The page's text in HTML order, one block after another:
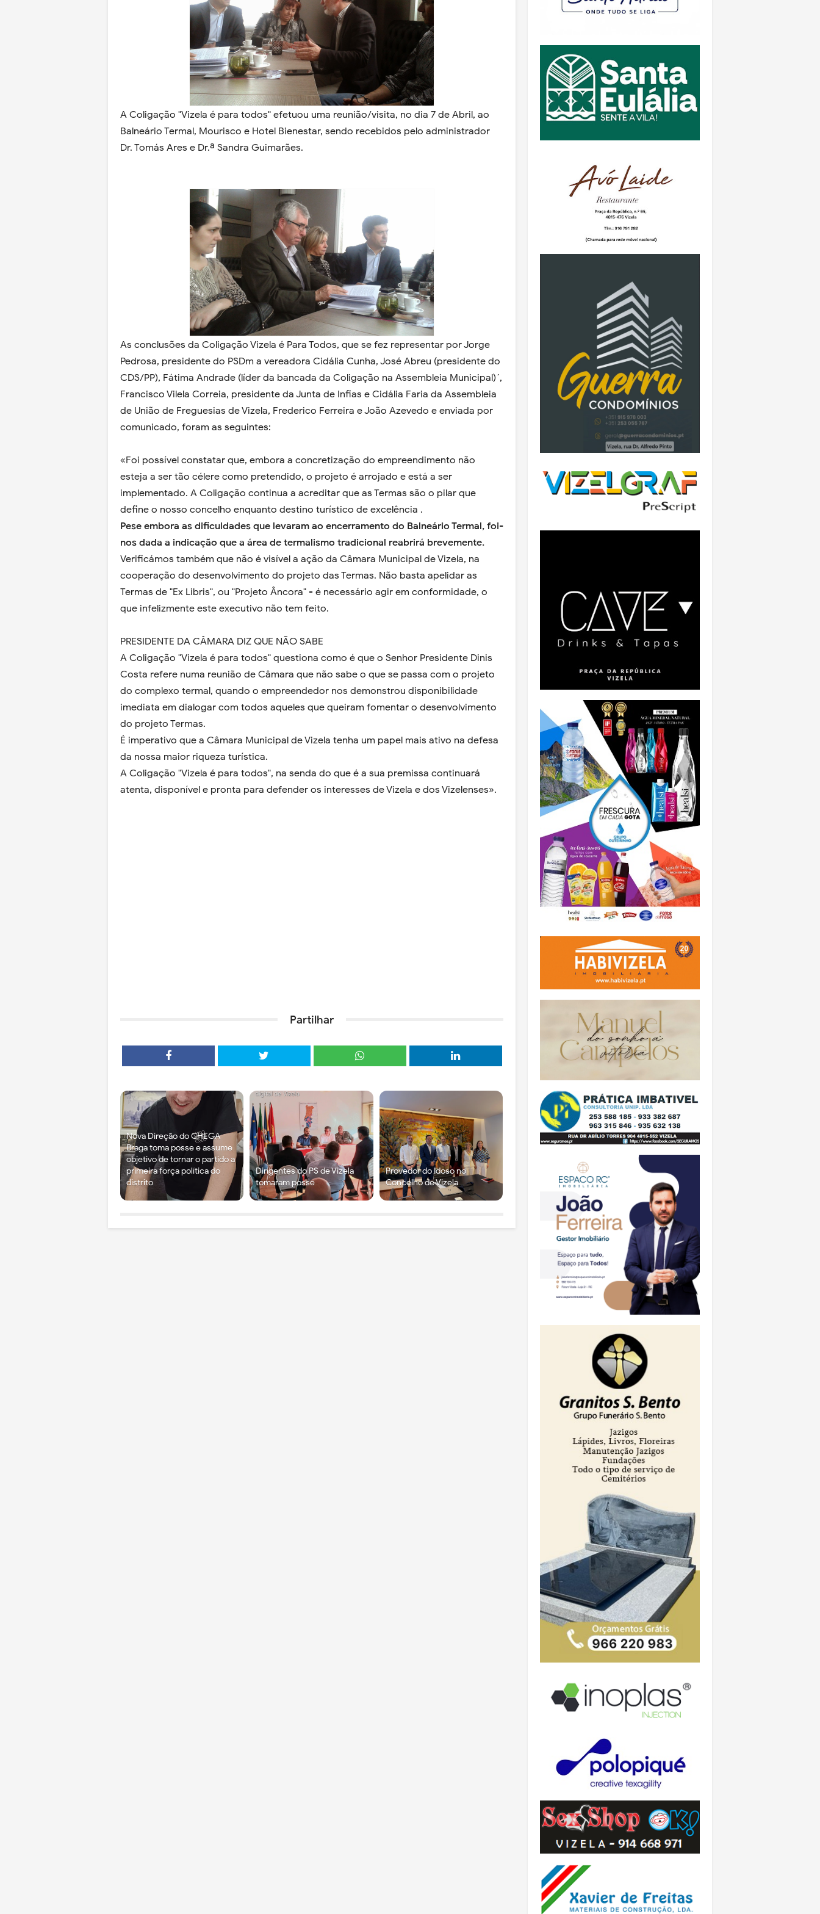
A Coligação "Vizela é para todos" efetuou uma reunião/visita, no dia 7 de Abril, ao
Balneário Termal, Mourisco e Hotel Bienestar, sendo recebidos pelo administrador
Dr. Tomás Ares e Dr.ª Sandra Guimarães.
As conclusões da Coligação Vizela é Para Todos, que se fez representar por Jorge
Pedrosa, presidente do PSDm a vereadora Cidália Cunha, José Abreu (presidente do
CDS/PP), Fátima Andrade (líder da bancada da Coligação na Assembleia Municipal)´,
Francisco Vilela Correia, presidente da Junta de Infias e Cidália Faria da Assembleia
de União de Freguesias de Vizela, Frederico Ferreira e João Azevedo e enviada por
comunicado, foram as seguintes:
«Foi possível constatar que, embora a concretização do empreendimento não
esteja a ser tão célere como pretendido, o projeto é arrojado e está a ser
implementado. A Coligação continua a acreditar que as Termas são o pilar que
define o nosso concelho enquanto destino turístico de excelência .
Pese embora as dificuldades que levaram ao encerramento do Balneário Termal, foi-
nos dada a indicação que a área de termalismo tradicional reabrirá brevemente.
Verificámos também que não é visível a ação da Câmara Municipal de Vizela, na
cooperação do desenvolvimento do projeto das Termas. Não basta apelidar as
Termas de "Ex Libris", ou "Projeto Âncora" - é necessário agir em conformidade, o
que infelizmente este executivo não tem feito.
PRESIDENTE DA CÂMARA DIZ QUE NÃO SABE
A Coligação "Vizela é para todos" questiona como é que o Senhor Presidente Dinis
Costa refere numa reunião de Câmara que não sabe o que se passa com o projeto
do complexo termal, quando o empreendedor nos demonstrou disponibilidade
imediata em dialogar com todos aqueles que queiram fomentar o desenvolvimento
do projeto Termas.
É imperativo que a Câmara Municipal de Vizela tenha um papel mais ativo na defesa
da nossa maior riqueza turística.
A Coligação "Vizela é para todos", na senda do que é a sua premissa continuará
atenta, disponível e pronta para defender os interesses de Vizela e dos Vizelenses».
Partilhar
Nova Direção do CHEGA
Braga toma posse e assume
objetivo de tornar o partido a
primeira força política do
distrito
Dirigentes do PS de Vizela
tomaram posse
Provedor do Idoso no
Concelho de Vizela